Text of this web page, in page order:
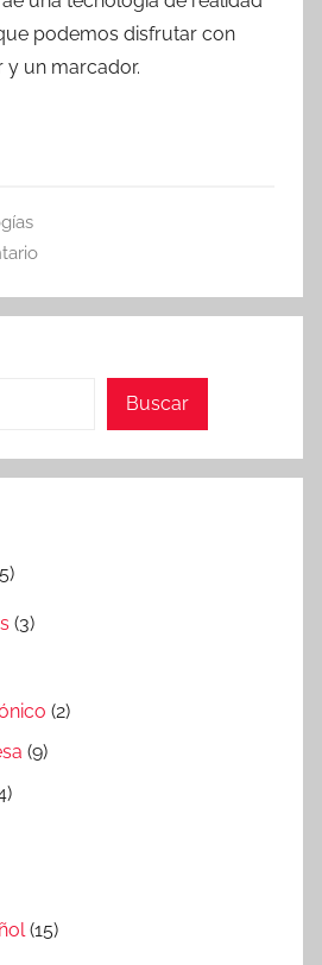
r
T
r
r
s
podemos disfrutar con
un marcador.
Buscar
(3)
(2)
(9)
(15)